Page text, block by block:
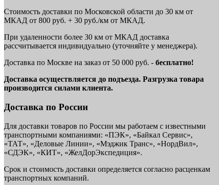
Стоимость доставки по Московской области до 30 км от
МКАД от 800 руб. + 30 руб./км от МКАД.
При удаленности более 30 км от МКАД доставка
рассчитывается индивидуально (уточняйте у менеджера).
Доставка по Москве на заказ от 50 000 руб. - бесплатно!
Доставка осуществляется до подъезда. Разгрузка товара
производится силами клиента.
Доставка по России
Для доставки товаров по России мы работаем с известными
транспортными компаниями: «ПЭК», «Байкал Сервис»,
«ТАТ», «Деловые Линии», «Мэджик Транс», «НордВил»,
«СДЭК», «КИТ», «ЖелДорЭкспедиция».
Срок и стоимость доставки определяется согласно расценкам
транспортных компаний.